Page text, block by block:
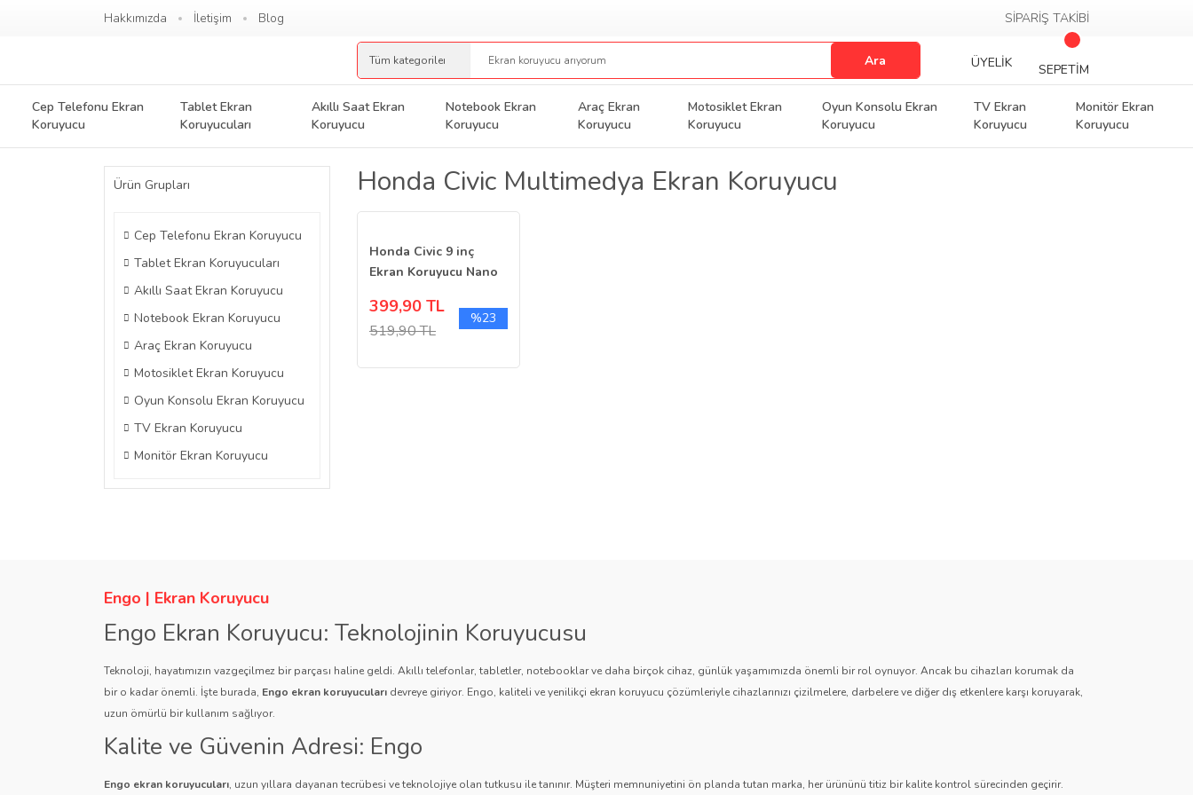
Hakkımızda İletişim Blog SİPARİŞ TAKİBİ
Ara ÜYELİK SEPETİM
Cep Telefonu Ekran
Koruyucu
Tablet Ekran
Koruyucuları
Akıllı Saat Ekran
Koruyucu
Notebook Ekran
Koruyucu
Araç Ekran
Koruyucu
Motosiklet Ekran
Koruyucu
Oyun Konsolu Ekran
Koruyucu
TV Ekran
Koruyucu
Monitör Ekran
Koruyucu
Ürün Grupları
Cep Telefonu Ekran Koruyucu
Tablet Ekran Koruyucuları
Akıllı Saat Ekran Koruyucu
Notebook Ekran Koruyucu
Araç Ekran Koruyucu
Motosiklet Ekran Koruyucu
Oyun Konsolu Ekran Koruyucu
TV Ekran Koruyucu
Monitör Ekran Koruyucu
Honda Civic Multimedya Ekran Koruyucu
Honda Civic 9 inç
Ekran Koruyucu Nano
399,90 TL
519,90 TL
%23
Engo | Ekran Koruyucu
Engo Ekran Koruyucu: Teknolojinin Koruyucusu
Teknoloji, hayatımızın vazgeçilmez bir parçası haline geldi. Akıllı telefonlar, tabletler, notebooklar ve daha birçok cihaz, günlük yaşamımızda önemli bir rol oynuyor. Ancak bu cihazları korumak da
bir o kadar önemli. İşte burada, Engo ekran koruyucuları devreye giriyor. Engo, kaliteli ve yenilikçi ekran koruyucu çözümleriyle cihazlarınızı çizilmelere, darbelere ve diğer dış etkenlere karşı koruyarak,
uzun ömürlü bir kullanım sağlıyor.
Kalite ve Güvenin Adresi: Engo
Engo ekran koruyucuları, uzun yıllara dayanan tecrübesi ve teknolojiye olan tutkusu ile tanınır. Müşteri memnuniyetini ön planda tutan marka, her ürününü titiz bir kalite kontrol sürecinden geçirir.